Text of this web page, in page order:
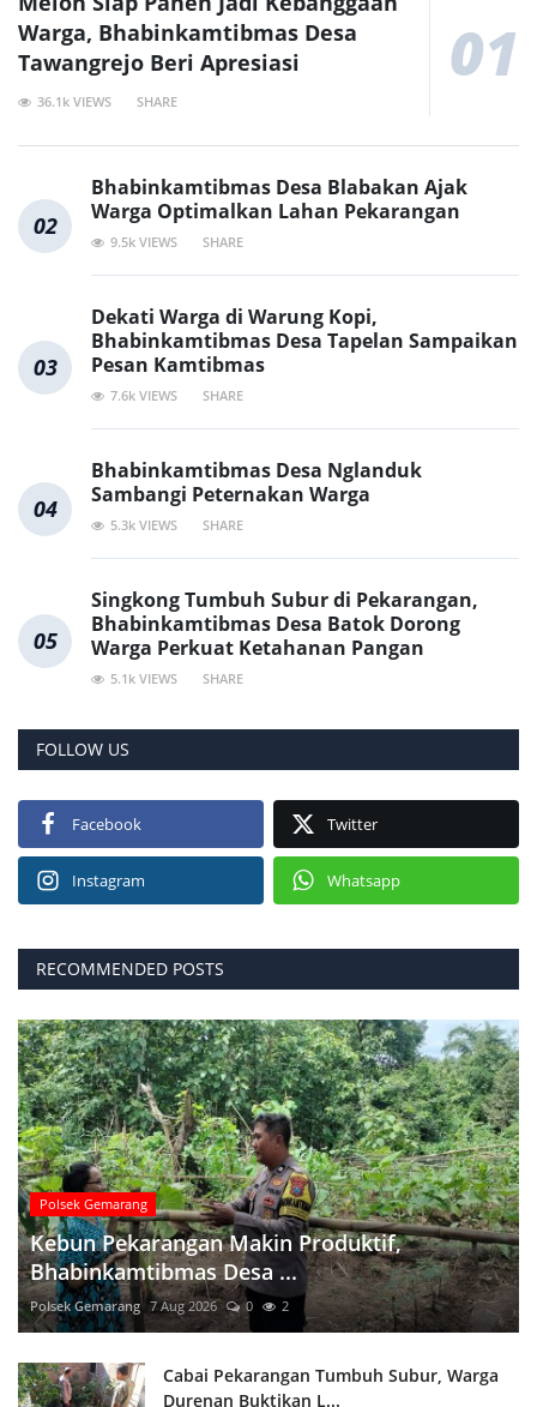
Warga, Bhabinkamtibmas Desa
Tawangrejo Beri Apresiasi
36.1k VIEWS SHARE
01
02
Bhabinkamtibmas Desa Blabakan Ajak
Warga Optimalkan Lahan Pekarangan
9.5k VIEWS SHARE
03
Dekati Warga di Warung Kopi,
Bhabinkamtibmas Desa Tapelan Sampaikan
Pesan Kamtibmas
7.6k VIEWS SHARE
04
Bhabinkamtibmas Desa Nglanduk
Sambangi Peternakan Warga
5.3k VIEWS SHARE
05
Singkong Tumbuh Subur di Pekarangan,
Bhabinkamtibmas Desa Batok Dorong
Warga Perkuat Ketahanan Pangan
5.1k VIEWS SHARE
FOLLOW US
Facebook Twitter
Instagram Whatsapp
RECOMMENDED POSTS
Polsek Gemarang
Kebun Pekarangan Makin Produktif,
Bhabinkamtibmas Desa ...
Polsek Gemarang 7 Aug 2026 0 2
Cabai Pekarangan Tumbuh Subur, Warga
Durenan Buktikan L...